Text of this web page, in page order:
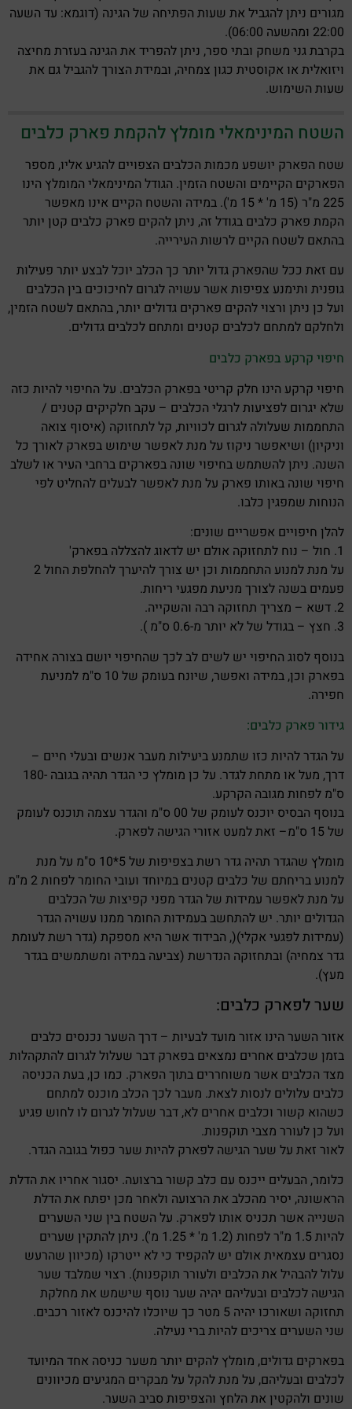
מגורים ניתן להגביל את שעות הפתיחה של הגינה (דוגמא: עד השעה
22:00 ומהשעה 06:00).
בקרבת גני משחק ובתי ספר, ניתן להפריד את הגינה בעזרת מחיצה
ויזואלית או אקוסטית כגון צמחיה, ובמידת הצורך להגביל גם את
שעות השימוש.
השטח המינימאלי מומלץ להקמת פארק כלבים
שטח הפארק יושפע מכמות הכלבים הצפויים להגיע אליו, מספר
הפארקים הקיימים והשטח הזמין. הגודל המינימאלי המומלץ הינו
225 מ"ר (15 מ' * 15 מ'). במידה והשטח הקיים אינו מאפשר
הקמת פארק כלבים בגודל זה, ניתן להקים פארק כלבים קטן יותר
בהתאם לשטח הקיים לרשות העירייה.
עם זאת ככל שהפארק גדול יותר כך הכלב יוכל לבצע יותר פעילות
גופנית ותימנע צפיפות אשר עשויה לגרום לחיכוכים בין הכלבים
ועל כן ניתן ורצוי להקים פארקים גדולים יותר, בהתאם לשטח הזמין,
ולחלקם למתחם לכלבים קטנים ומתחם לכלבים גדולים.
חיפוי קרקע בפארק כלבים
חיפוי קרקע הינו חלק קריטי בפארק הכלבים. על החיפוי להיות כזה
שלא יגרום לפציעות לרגלי הכלבים – עקב חלקיקים קטנים /
התחממות שעלולה לגרום לכוויות, קל לתחזוקה (איסוף צואה
וניקיון) ושיאפשר ניקוז על מנת לאפשר שימוש בפארק לאורך כל
השנה. ניתן להשתמש בחיפוי שונה בפארקים ברחבי העיר או לשלב
חיפוי שונה באותו פארק על מנת לאפשר לבעלים להחליט לפי
הנוחות שמפגין כלבו.
להלן חיפויים אפשריים שונים:
1. חול – נוח לתחזוקה אולם יש לדאוג להצללה בפארק'
על מנת למנוע התחממות וכן יש צורך להיערך להחלפת החול 2
פעמים בשנה לצורך מניעת מפגעי ריחות.
2. דשא – מצריך תחזוקה רבה והשקייה.
3. חצץ – בגודל של לא יותר מ-0.6 ס"מ ).
בנוסף לסוג החיפוי יש לשים לב לכך שהחיפוי יושם בצורה אחידה
בפארק וכן, במידה ואפשר, שיונח בעומק של 10 ס"מ למניעת
חפירה.
גידור פארק כלבים:
על הגדר להיות כזו שתמנע ביעילות מעבר אנשים ובעלי חיים –
דרך, מעל או מתחת לגדר. על כן מומלץ כי הגדר תהיה בגובה -180
ס"מ לפחות מגובה הקרקע.
בנוסף הבסיס יוכנס לעומק של 00 ס"מ והגדר עצמה תוכנס לעומק
של 15 ס"מ– זאת למעט אזורי הגישה לפארק.
מומלץ שהגדר תהיה גדר רשת בצפיפות של 5*10 ס"מ על מנת
למנוע בריחתם של כלבים קטנים במיוחד ועובי החומר לפחות 2 מ"מ
על מנת לאפשר עמידות של הגדר מפני קפיצות של הכלבים
הגדולים יותר. יש להתחשב בעמידות החומר ממנו עשויה הגדר
(עמידות לפגעי אקלי)(, הבידוד אשר היא מספקת (גדר רשת לעומת
גדר צמחיה) ובתחזוקה הנדרשת (צביעה במידה ומשתמשים בגדר
מעץ).
שער לפארק כלבים:
אזור השער הינו אזור מועד לבעיות – דרך השער נכנסים כלבים
בזמן שכלבים אחרים נמצאים בפארק דבר שעלול לגרום להתקהלות
מצד הכלבים אשר משוחררים בתוך הפארק. כמו כן, בעת הכניסה
כלבים עלולים לנסות לצאת. מעבר לכך הכלב מוכנס למתחם
כשהוא קשור וכלבים אחרים לא, דבר שעלול לגרום לו לחוש פגיע
ועל כן לעורר מצבי תוקפנות.
לאור זאת על שער הגישה לפארק להיות שער כפול בגובה הגדר.
כלומר, הבעלים ייכנס עם כלב קשור ברצועה. יסגור אחריו את הדלת
הראשונה, יסיר מהכלב את הרצועה ולאחר מכן יפתח את הדלת
השנייה אשר תכניס אותו לפארק. על השטח בין שני השערים
להיות 1.5 מ"ר לפחות (1.2 מ' * 1.25 מ'). ניתן להתקין שערים
נסגרים עצמאית אולם יש להקפיד כי לא ייטרקו (מכיוון שהרעש
עלול להבהיל את הכלבים ולעורר תוקפנות). רצוי שמלבד שער
הגישה לכלבים ובעליהם יהיה שער נוסף שישמש את מחלקת
תחזוקה ושאורכו יהיה 5 מטר כך שיוכלו להיכנס לאזור רכבים.
שני השערים צריכים להיות ברי נעילה.
בפארקים גדולים, מומלץ להקים יותר משער כניסה אחד המיועד
לכלבים ובעליהם, על מנת להקל על מבקרים המגיעים מכיוונים
שונים ולהקטין את הלחץ והצפיפות סביב השער.